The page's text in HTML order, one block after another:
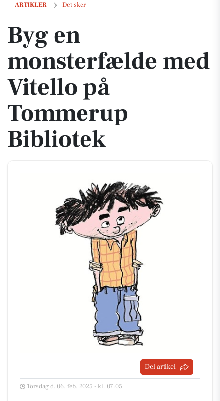
ARTIKLER Det sker
Byg en monsterfælde med Vitello på Tommerup Bibliotek
Byg en
monsterfælde med
Vitello på
Tommerup
Bibliotek
Del artikel
Torsdag d. 06. feb. 2025 - kl. 07:05